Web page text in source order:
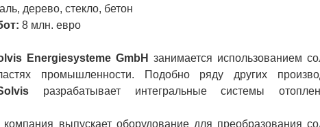
дерево, стекло, бетон
8 млн. евро
Energiesysteme GmbH занимается использованием
промышленности. Подобно ряду других
разрабатывает интегральные системы
выпускает оборудование для преобразования